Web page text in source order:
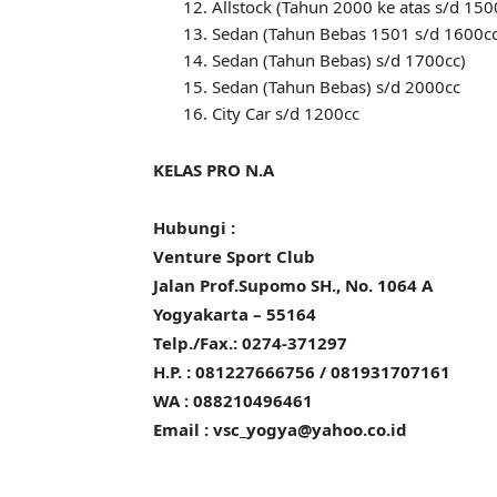
Allstock (Tahun 2000 ke atas s/d
Sedan (Tahun Bebas 1501 s/d
Sedan (Tahun Bebas) s/d 1700cc)
Sedan (Tahun Bebas) s/d 2000cc
City Car s/d 1200cc
KELAS PRO N.A
Hubungi :
Venture Sport Club
Jalan Prof.Supomo SH., No. 1064 A
Yogyakarta – 55164
Telp./Fax.: 0274-371297
H.P. : 081227666756 / 081931707161
WA : 088210496461
Email : vsc_yogya@yahoo.co.id